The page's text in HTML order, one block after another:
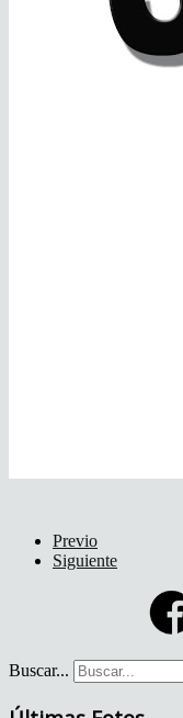
Previo
Siguiente
Buscar...